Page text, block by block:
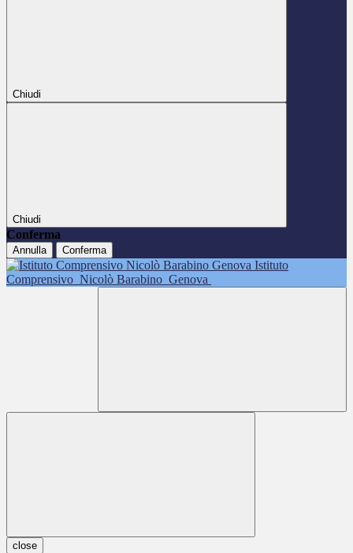
Chiudi
Chiudi
Conferma
Annulla Conferma
Istituto
Comprensivo Nicolò Barabino Genova
close